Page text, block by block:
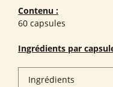
Contenu :
60 capsules
Ingrédients par
Ingrédients